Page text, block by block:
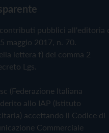
pubblici all'editoria
maggio 2017, n. 70.
lettera f) del comma 2
Lgs.
(Federazione Italiana
allo IAP (Istituto
accettando il Codice di
Commerciale